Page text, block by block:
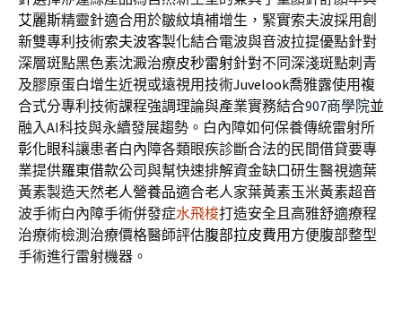
艾麗斯精靈針適合用於皺紋填補增生，緊實索夫波採用創
新雙專利技術索夫波客製化結合電波與音波拉提優點針對
深層斑點黑色素沈澱治療皮秒雷射針對不同深淺斑點刺青
及膠原蛋白增生近視或遠視用技術Juvelook喬雅露使用複
合式分專利技術課程強調理論與產業實務結合907商學院並
融入AI科技與永續發展趨勢。白內障如何保養傳統雷射所
彰化眼科讓患者白內障各類眼疾診斷合法的民間借貸要專
業提供羅東借款公司與幫快速排解資金缺口研生醫視適葉
黃素製造天然老人營養品適合老人家葉黃素玉米黃素超音
波手術白內障手術併發症水飛梭打造安全且高雅舒適療程
治療術檢測治療價格醫師評估腹部拉皮費用 方便腹部整型
手術進行雷射機器。